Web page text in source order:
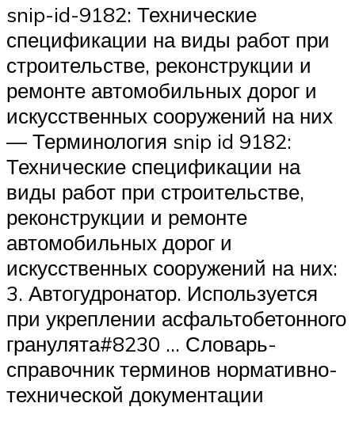
snip-id-9182: Технические
спецификации на виды работ при
строительстве, реконструкции и
ремонте автомобильных дорог и
искусственных сооружений на них
— Терминология snip id 9182:
Технические спецификации на
виды работ при строительстве,
реконструкции и ремонте
автомобильных дорог и
искусственных сооружений на них:
3. Автогудронатор. Используется
при укреплении асфальтобетонного
гранулята#8230 … Словарь-
справочник терминов нормативно-
технической документации